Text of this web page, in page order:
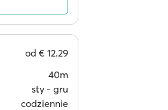
od € 12.29
40m
sty ‐ gru
codziennie